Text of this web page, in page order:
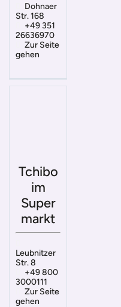
Dohnaer
Str. 168
+49 351
26636970
Zur Seite
gehen
Tchibo
im
Super
markt
Leubnitzer
Str. 8
+49 800
3000111
Zur Seite
gehen